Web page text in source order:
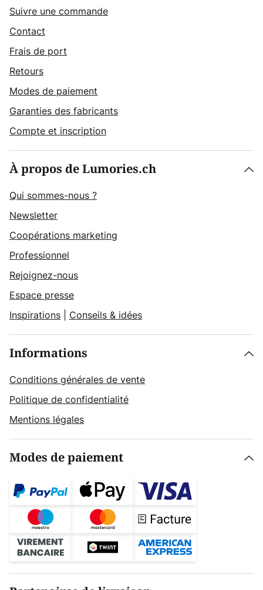
Suivre une commande
Contact
Frais de port
Retours
Modes de paiement
Garanties des fabricants
Compte et inscription
À propos de Lumories.ch
Qui sommes-nous ?
Newsletter
Coopérations marketing
Professionnel
Rejoignez-nous
Espace presse
Inspirations
Conseils & idées
Informations
Conditions générales de vente
Politique de confidentialité
Mentions légales
Modes de paiement